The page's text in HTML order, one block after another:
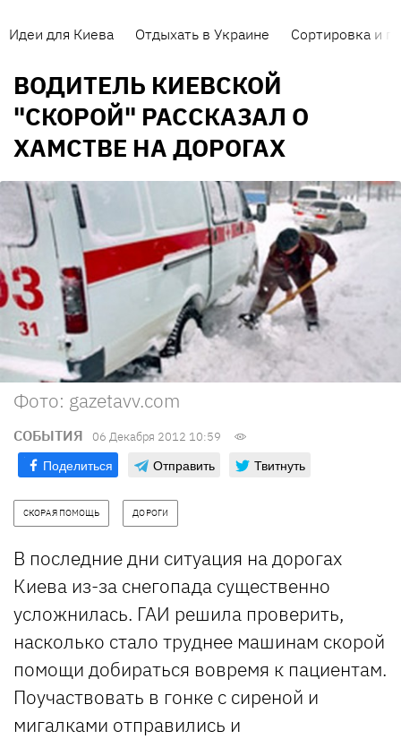
Идеи для Киева Отдыхать в Украине Сортировка и
ВОДИТЕЛЬ КИЕВСКОЙ
"СКОРОЙ" РАССКАЗАЛ О
ХАМСТВЕ НА ДОРОГАХ
Фото: gazetavv.com
СОБЫТИЯ 06 Декабря 2012 10:59
Поделиться Отправить Твитнуть
СКОРАЯ ПОМОЩЬ ДОРОГИ
В последние дни ситуация на дорогах
Киева из-за снегопада существенно
усложнилась. ГАИ решила проверить,
насколько стало труднее машинам скорой
помощи добираться вовремя к пациентам.
Поучаствовать в гонке с сиреной и
мигалками отправились и